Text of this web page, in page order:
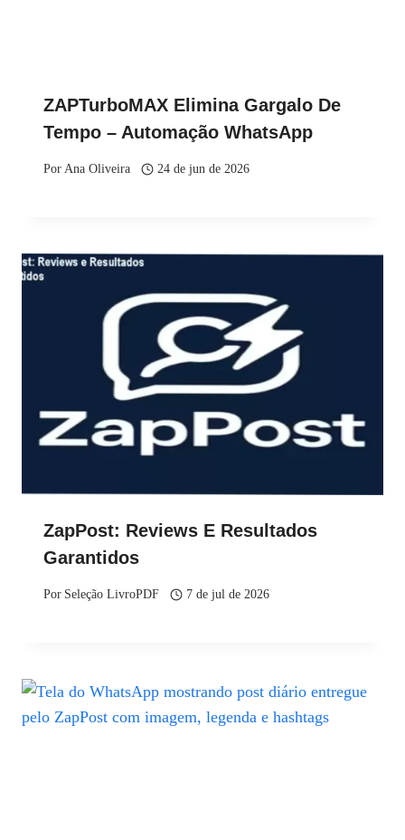
ZAPTurboMAX Elimina Gargalo De
Tempo – Automação WhatsApp
PorAna Oliveira 24 de jun de 2026
ZapPost: Reviews E Resultados
Garantidos
Por Seleção LivroPDF 7 de jul de 2026